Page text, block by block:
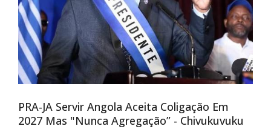
PRA-JA Servir Angola Aceita Coligação Em
2027 Mas "nunca Agregação” - Chivukuvuku